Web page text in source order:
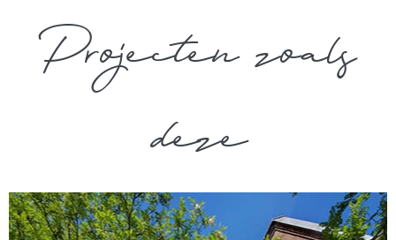
Projecten zoals
deze